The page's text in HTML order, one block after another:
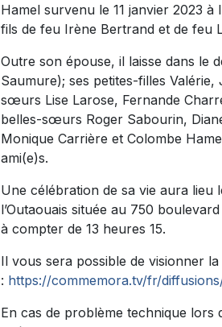
Hamel survenu le 11 janvier 2023 à
fils de feu Irène Bertrand et de feu
Outre son épouse, il laisse dans le
Saumure); ses petites-filles
sœurs Lise Larose, Fernande
belles-sœurs Roger Sabourin,
Monique Carrière et Colombe
ami(e)s.
Une célébration de sa vie aura lieu
l’Outaouais située au 750
à compter de 13 heures 15.
Il vous sera possible de visionner
: https://commemora.tv/fr/
En cas de problème technique lors